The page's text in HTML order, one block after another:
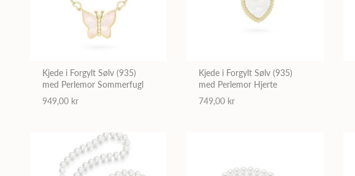
Kjede i Forgylt Sølv (935)
med Perlemor Sommerfugl
949,00 kr
Kjede i Forgylt Sølv (935)
med Perlemor Hjerte
749,00 kr